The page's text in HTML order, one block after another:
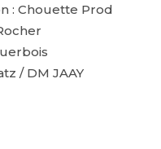
: Chouette Prod
/ DM JAAY